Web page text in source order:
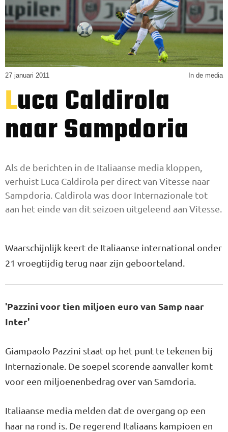
27 januari 2011 In de media
Luca Caldirola
naar Sampdoria
Als de berichten in de Italiaanse media kloppen,
verhuist Luca Caldirola per direct van Vitesse naar
Sampdoria. Caldirola was door Internazionale tot
aan het einde van dit seizoen uitgeleend aan Vitesse.
Waarschijnlijk keert de Italiaanse international onder
21 vroegtijdig terug naar zijn geboorteland.
'Pazzini voor tien miljoen euro van Samp naar
Inter'
Giampaolo Pazzini staat op het punt te tekenen bij
Internazionale. De soepel scorende aanvaller komt
voor een miljoenenbedrag over van Samdoria.
Italiaanse media melden dat de overgang op een
haar na rond is. De regerend Italiaans kampioen en